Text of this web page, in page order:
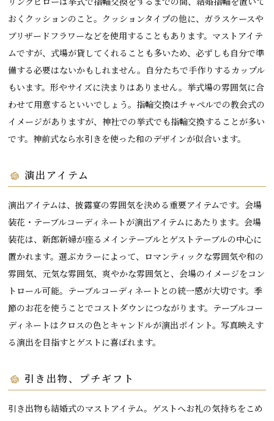
おくクッションのこと。クッションタイプの他に、ガラスケースや
ブリザードフラワーなどを使用することもあります。マストアイテ
ムですが、式場が貸してくれることも多いため、必ずしも自分で準
備する必要はないかもしれません。自分たちで手作りするカップル
もいます。形やサイズに決まりはありません。挙式場の雰囲気に合
わせて用意するといいでしょう。指輪交換はチャペルでの教会式の
イメージがありますが、神社での挙式でも指輪交換することが多い
です。神前式なら水引きを使った和のデザインが似合います。
演出アイテム
演出アイテムは、披露宴の雰囲気を決める重要アイテムです。会場
装花・テーブルコーディネートが演出アイテムにあたります。会場
装花は、新郎新婦が座るメインテーブルとゲストテーブルの中心に
置かれます。選ぶカラーによって、ロマンティックな雰囲気や和の
雰囲気、元気な雰囲気、爽やかな雰囲気と、会場のイメージをコン
トロール可能。テーブルコーディネートとの統一感が大切です。季
節のお花を使うことでコストダウンにつながります。テーブルコー
ディネートはクロスの色とキャンドルが演出ポイント。写真映えす
る演出を目指すとゲストに喜ばれます。
引き出物、プチギフト
引き出物も結婚式のマストアイテム。ゲストへお礼の気持ちをこめ